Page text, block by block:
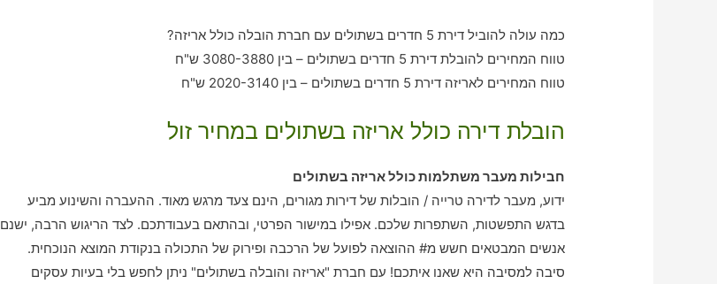
כמה עולה להוביל דירת 5 חדרים בשתולים עם חברת הובלה כולל אריזה?
טווח המחירים להובלת דירת 5 חדרים בשתולים – בין 3080-3880 ש"ח
טווח המחירים לאריזה דירת 5 חדרים בשתולים – בין 2020-3140 ש"ח
הובלת דירה כולל אריזה בשתולים במחיר זול
חבילות מעבר משתלמות כולל אריזה בשתולים
ידוע, מעבר לדירה טרייה / הובלות של דירות מגורים, הינם צעד מרגש מאוד. ההעברה והשינוע מביע
בדגש התפשטות, השתפרות שלכם. אפילו במישור הפרטי, ובהתאם בעבודתכם. לצד הריגוש הרבה, ישנם
אנשים המבטאים חשש מ# ההוצאה לפועל של הרכבה ופירוק של התכולה בנקודת המוצא הנוכחית.
סיבה למסיבה היא שאנו איתכם! עם חברת "אריזה והובלה בשתולים" ניתן לחפש בלי בעיות עסקים